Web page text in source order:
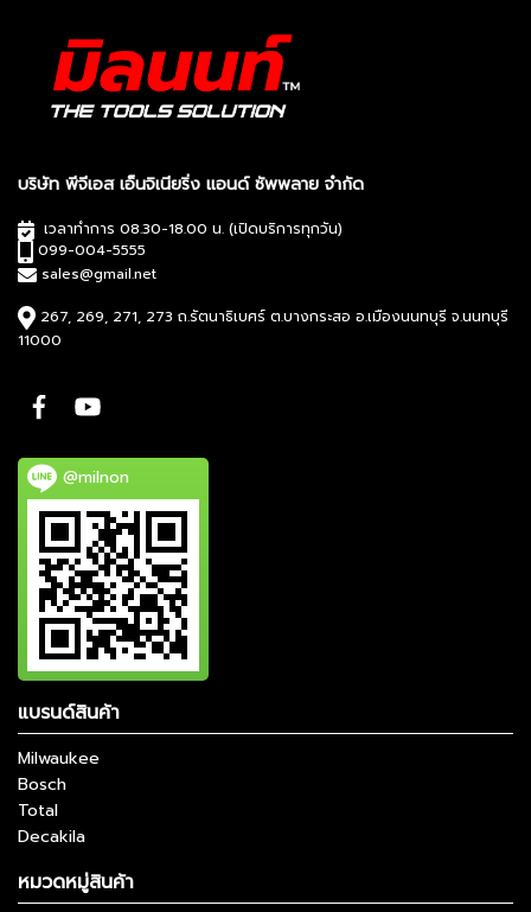
บริษัท พีจีเอส เอ็นจิเนียริ่ง แอนด์ ซัพพลาย จำกัด
เวลาทำการ 08.30-18.00 น. (เปิดบริการทุกวัน)
099-004-5555
sales@gmail.net
267, 269, 271, 273 ถ.รัตนาธิเบศร์ ต.บางกระสอ อ.เมืองนนทบุรี จ.นนทบุรี
11000
@milnon
แบรนด์สินค้า
Milwaukee
Bosch
Total
Decakila
หมวดหมู่สินค้า